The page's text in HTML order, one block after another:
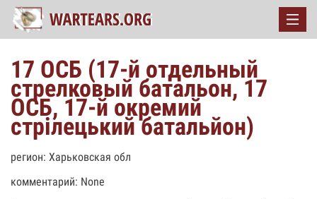
17 ОСБ (17-й отдельный
стрелковый батальон, 17
ОСБ, 17-й окремий
стрілецький батальйон)
регион: Харьковская обл
комментарий: None